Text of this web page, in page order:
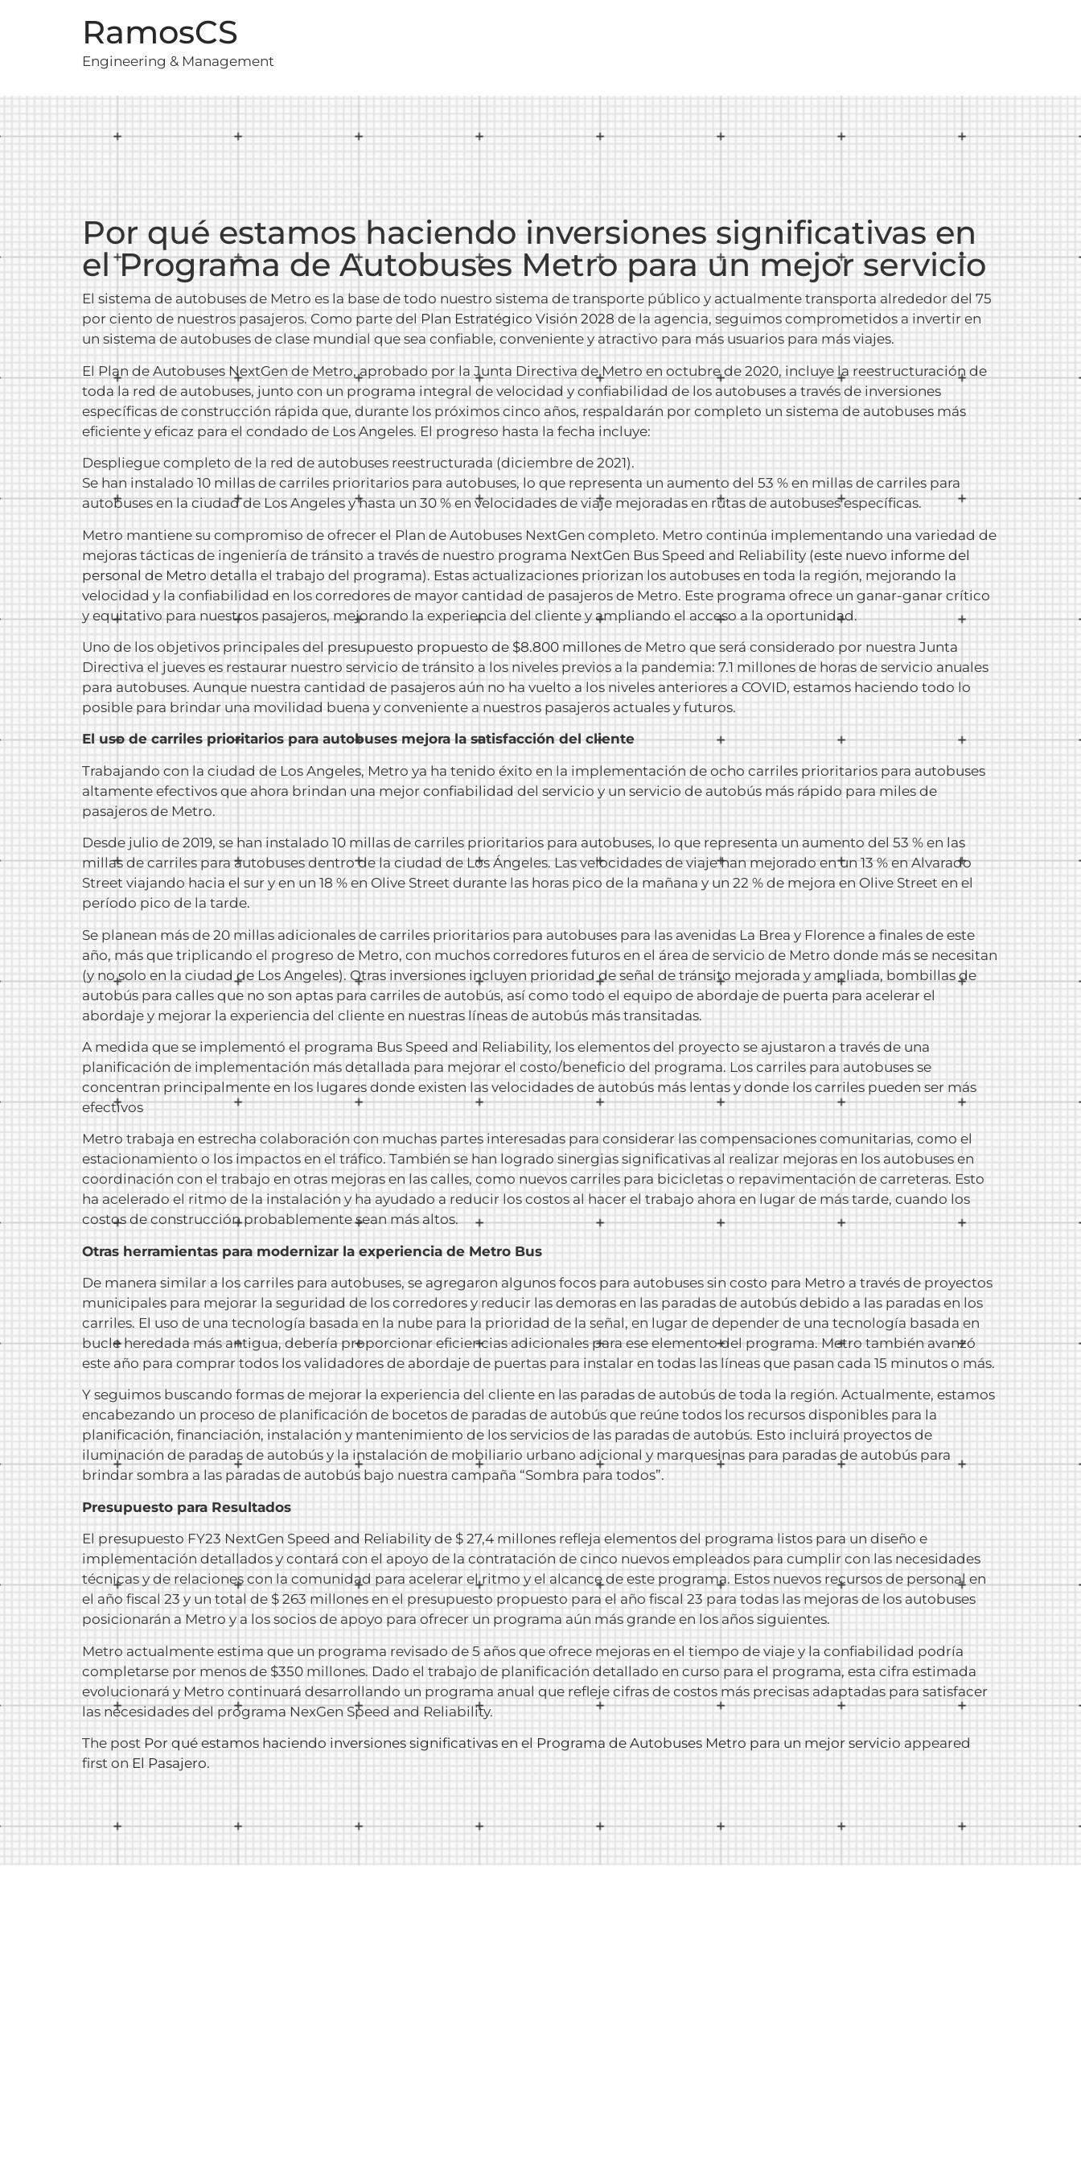
RamosCS
Engineering & Management
Por qué estamos haciendo inversiones significativas en
el Programa de Autobuses Metro para un mejor servicio
El sistema de autobuses de Metro es la base de todo nuestro sistema de transporte público y actualmente transporta alrededor del 75
por ciento de nuestros pasajeros. Como parte del Plan Estratégico Visión 2028 de la agencia, seguimos comprometidos a invertir en
un sistema de autobuses de clase mundial que sea confiable, conveniente y atractivo para más usuarios para más viajes.
El Plan de Autobuses NextGen de Metro, aprobado por la Junta Directiva de Metro en octubre de 2020, incluye la reestructuración de
toda la red de autobuses, junto con un programa integral de velocidad y confiabilidad de los autobuses a través de inversiones
específicas de construcción rápida que, durante los próximos cinco años, respaldarán por completo un sistema de autobuses más
eficiente y eficaz para el condado de Los Angeles. El progreso hasta la fecha incluye:
Despliegue completo de la red de autobuses reestructurada (diciembre de 2021).
Se han instalado 10 millas de carriles prioritarios para autobuses, lo que representa un aumento del 53 % en millas de carriles para
autobuses en la ciudad de Los Angeles y hasta un 30 % en velocidades de viaje mejoradas en rutas de autobuses específicas.
Metro mantiene su compromiso de ofrecer el Plan de Autobuses NextGen completo. Metro continúa implementando una variedad de
mejoras tácticas de ingeniería de tránsito a través de nuestro programa NextGen Bus Speed ​​and Reliability (este nuevo informe del
personal de Metro detalla el trabajo del programa). Estas actualizaciones priorizan los autobuses en toda la región, mejorando la
velocidad y la confiabilidad en los corredores de mayor cantidad de pasajeros de Metro. Este programa ofrece un ganar-ganar crítico
y equitativo para nuestros pasajeros, mejorando la experiencia del cliente y ampliando el acceso a la oportunidad.
Uno de los objetivos principales del presupuesto propuesto de $8.800 millones de Metro que será considerado por nuestra Junta
Directiva el jueves es restaurar nuestro servicio de tránsito a los niveles previos a la pandemia: 7.1 millones de horas de servicio anuales
para autobuses. Aunque nuestra cantidad de pasajeros aún no ha vuelto a los niveles anteriores a COVID, estamos haciendo todo lo
posible para brindar una movilidad buena y conveniente a nuestros pasajeros actuales y futuros.
El uso de carriles prioritarios para autobuses mejora la satisfacción del cliente
Trabajando con la ciudad de Los Angeles, Metro ya ha tenido éxito en la implementación de ocho carriles prioritarios para autobuses
altamente efectivos que ahora brindan una mejor confiabilidad del servicio y un servicio de autobús más rápido para miles de
pasajeros de Metro.
Desde julio de 2019, se han instalado 10 millas de carriles prioritarios para autobuses, lo que representa un aumento del 53 % en las
millas de carriles para autobuses dentro de la ciudad de Los Ángeles. Las velocidades de viaje han mejorado en un 13 % en Alvarado
Street viajando hacia el sur y en un 18 % en Olive Street durante las horas pico de la mañana y un 22 % de mejora en Olive Street en el
período pico de la tarde.
Se planean más de 20 millas adicionales de carriles prioritarios para autobuses para las avenidas La Brea y Florence a finales de este
año, más que triplicando el progreso de Metro, con muchos corredores futuros en el área de servicio de Metro donde más se necesitan
(y no solo en la ciudad de Los Angeles). Otras inversiones incluyen prioridad de señal de tránsito mejorada y ampliada, bombillas de
autobús para calles que no son aptas para carriles de autobús, así como todo el equipo de abordaje de puerta para acelerar el
abordaje y mejorar la experiencia del cliente en nuestras líneas de autobús más transitadas.
A medida que se implementó el programa Bus Speed ​​and Reliability, los elementos del proyecto se ajustaron a través de una
planificación de implementación más detallada para mejorar el costo/beneficio del programa. Los carriles para autobuses se
concentran principalmente en los lugares donde existen las velocidades de autobús más lentas y donde los carriles pueden ser más
efectivos
Metro trabaja en estrecha colaboración con muchas partes interesadas para considerar las compensaciones comunitarias, como el
estacionamiento o los impactos en el tráfico. También se han logrado sinergias significativas al realizar mejoras en los autobuses en
coordinación con el trabajo en otras mejoras en las calles, como nuevos carriles para bicicletas o repavimentación de carreteras. Esto
ha acelerado el ritmo de la instalación y ha ayudado a reducir los costos al hacer el trabajo ahora en lugar de más tarde, cuando los
costos de construcción probablemente sean más altos.
Otras herramientas para modernizar la experiencia de Metro Bus
De manera similar a los carriles para autobuses, se agregaron algunos focos para autobuses sin costo para Metro a través de proyectos
municipales para mejorar la seguridad de los corredores y reducir las demoras en las paradas de autobús debido a las paradas en los
carriles. El uso de una tecnología basada en la nube para la prioridad de la señal, en lugar de depender de una tecnología basada en
bucle heredada más antigua, debería proporcionar eficiencias adicionales para ese elemento del programa. Metro también avanzó
este año para comprar todos los validadores de abordaje de puertas para instalar en todas las líneas que pasan cada 15 minutos o más.
Y seguimos buscando formas de mejorar la experiencia del cliente en las paradas de autobús de toda la región. Actualmente, estamos
encabezando un proceso de planificación de bocetos de paradas de autobús que reúne todos los recursos disponibles para la
planificación, financiación, instalación y mantenimiento de los servicios de las paradas de autobús. Esto incluirá proyectos de
iluminación de paradas de autobús y la instalación de mobiliario urbano adicional y marquesinas para paradas de autobús para
brindar sombra a las paradas de autobús bajo nuestra campaña “Sombra para todos”.
Presupuesto para Resultados
El presupuesto FY23 NextGen Speed ​​and Reliability de $ 27,4 millones refleja elementos del programa listos para un diseño e
implementación detallados y contará con el apoyo de la contratación de cinco nuevos empleados para cumplir con las necesidades
técnicas y de relaciones con la comunidad para acelerar el ritmo y el alcance de este programa. Estos nuevos recursos de personal en
el año fiscal 23 y un total de $ 263 millones en el presupuesto propuesto para el año fiscal 23 para todas las mejoras de los autobuses
posicionarán a Metro y a los socios de apoyo para ofrecer un programa aún más grande en los años siguientes.
Metro actualmente estima que un programa revisado de 5 años que ofrece mejoras en el tiempo de viaje y la confiabilidad podría
completarse por menos de $350 millones. Dado el trabajo de planificación detallado en curso para el programa, esta cifra estimada
evolucionará y Metro continuará desarrollando un programa anual que refleje cifras de costos más precisas adaptadas para satisfacer
las necesidades del programa NexGen Speed ​​and Reliability.
The post Por qué estamos haciendo inversiones significativas en el Programa de Autobuses Metro para un mejor servicio appeared
first on El Pasajero.